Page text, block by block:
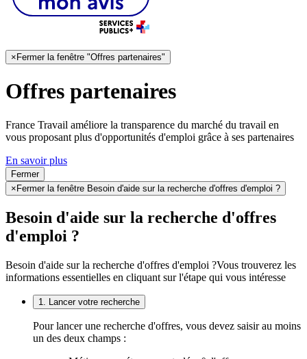
×Fermer la fenêtre "Offres partenaires"
Offres partenaires
France Travail améliore la transparence du marché du travail en
vous proposant plus d'opportunités d'emploi grâce à ses partenaires
En savoir plus
Fermer
×Fermer la fenêtre Besoin d'aide sur la recherche d'offres d'emploi ?
Besoin d'aide sur la recherche d'offres
d'emploi ?
Besoin d'aide sur la recherche d'offres d'emploi ?Vous trouverez les
informations essentielles en cliquant sur l'étape qui vous intéresse
1. Lancer votre recherche
Pour lancer une recherche d'offres, vous devez saisir au moins
un des deux champs :